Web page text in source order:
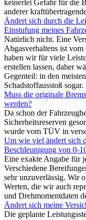
keinerlei Gefahr für die
anderer
Ändert sich durch die
Einstufung meines
Natürlich nicht. Eine
Abgasverhaltens ist vom
haben wir für viele
erstellen lassen, daher
Gegenteil: in den
Schadstoffausstoß sogar.
Muss die originale
werden?
Da schon der
Sicherheitsreserven
wurde vom TÜV in
Um wie viel ändert sich
Beschleunigung von 0-
Eine exakte Angabe für
Verschiedene
sehr unzuverlässig. Wir
Werten, die wir auch
und Drehmomentdaten
Ändert sich meine
Die geplante